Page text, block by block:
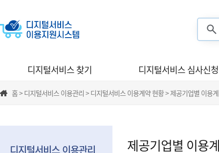
디지털서비스 찾기 디지털서비스 심사신청
홈 > 디지털서비스 이용관리 > 디지털서비스 이용계약 현황 > 제공기업별 이용
디지털서비스 이용관리 제공기업별 이용